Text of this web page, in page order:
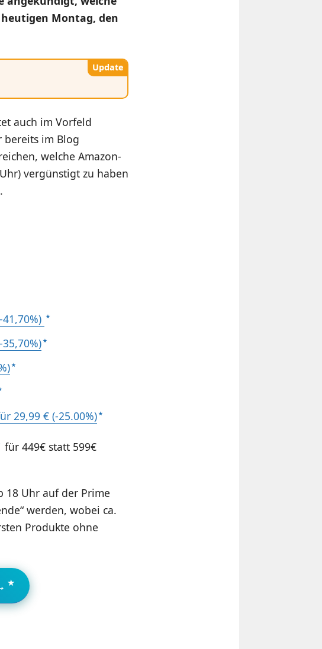
Montag, den
Update
auch im Vorfeld
bereits im Blog
welche Amazon-
vergünstigt zu haben
29,99 € (-25.00%)
für 449€ statt 599€
18 Uhr auf der Prime
werden, wobei ca.
Produkte ohne